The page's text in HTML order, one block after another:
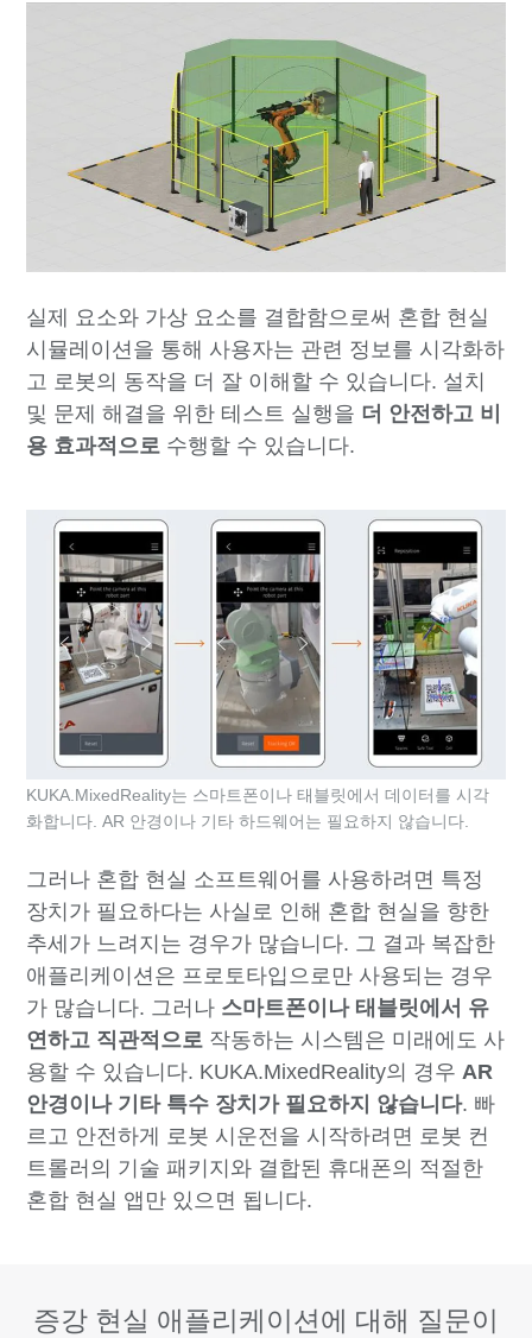
실제 요소와 가상 요소를 결합함으로써 혼합 현실
시뮬레이션을 통해 사용자는 관련 정보를 시각화하
고 로봇의 동작을 더 잘 이해할 수 있습니다. 설치
및 문제 해결을 위한 테스트 실행을 더 안전하고 비
용 효과적으로 수행할 수 있습니다.
그러나 혼합 현실 소프트웨어를 사용하려면 특정
장치가 필요하다는 사실로 인해 혼합 현실을 향한
추세가 느려지는 경우가 많습니다. 그 결과 복잡한
애플리케이션은 프로토타입으로만 사용되는 경우
가 많습니다. 그러나 스마트폰이나 태블릿에서 유
연하고 직관적으로 작동하는 시스템은 미래에도 사
용할 수 있습니다. KUKA.MixedReality의 경우 AR
안경이나 기타 특수 장치가 필요하지 않습니다. 빠
르고 안전하게 로봇 시운전을 시작하려면 로봇 컨
트롤러의 기술 패키지와 결합된 휴대폰의 적절한
혼합 현실 앱만 있으면 됩니다.
KUKA.MixedReality는 스마트폰이나 태블릿에서 데이터를 시각
화합니다. AR 안경이나 기타 하드웨어는 필요하지 않습니다.
증강 현실 애플리케이션에 대해 질문이